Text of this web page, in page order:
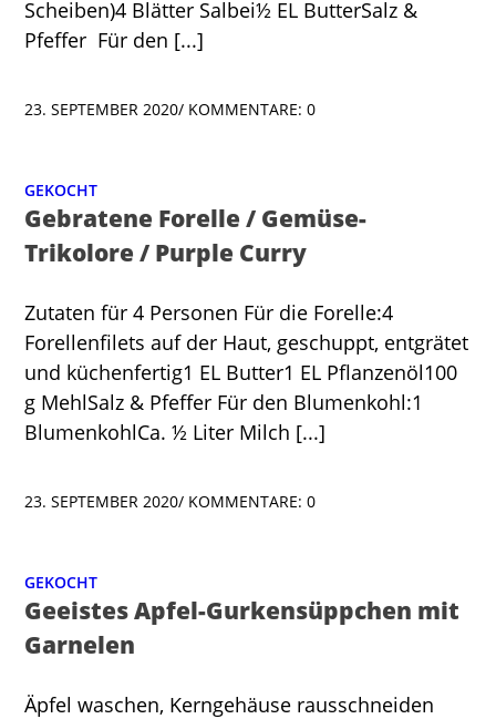
Scheiben)4 Blätter Salbei½ EL ButterSalz &
Pfeffer Für den [...]
23. SEPTEMBER 2020/ KOMMENTARE: 0
GEKOCHT
Gebratene Forelle / Gemüse-
Trikolore / Purple Curry
Zutaten für 4 Personen Für die Forelle:4
Forellenfilets auf der Haut, geschuppt, entgrätet
und küchenfertig1 EL Butter1 EL Pflanzenöl100
g MehlSalz & Pfeffer Für den Blumenkohl:1
BlumenkohlCa. ½ Liter Milch [...]
23. SEPTEMBER 2020/ KOMMENTARE: 0
GEKOCHT
Geeistes Apfel-Gurkensüppchen mit
Garnelen
Äpfel waschen, Kerngehäuse rausschneiden